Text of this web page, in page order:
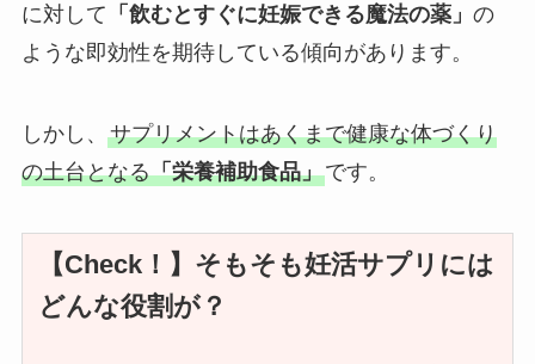
に対して 「飲むとすぐに妊娠できる魔法の薬」 の
ような即効性を期待している傾向があります。
しかし、 サプリメントはあくまで健康な体づくり
の土台となる「栄養補助食品」です。
【Check！】そもそも妊活サプリには
どんな役割が？